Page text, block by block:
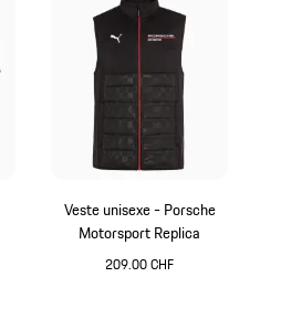
Veste unisexe - Porsche
Motorsport Replica
209.00 CHF